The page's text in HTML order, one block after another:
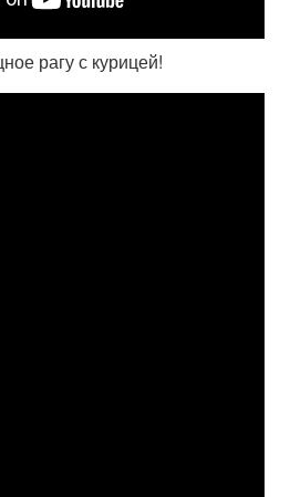
рагу с курицей!